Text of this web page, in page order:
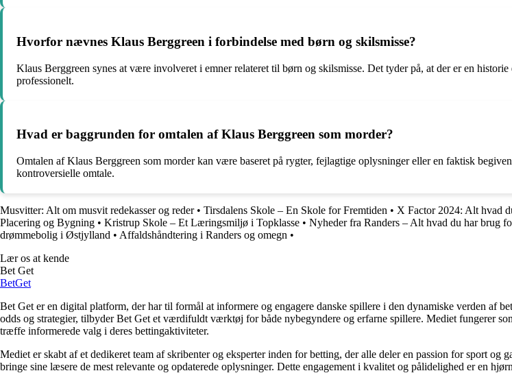
Hvorfor nævnes Klaus Berggreen i forbindelse med børn og skilsmisse?
Klaus Berggreen synes at være involveret i emner relateret til børn og skilsmisse. Det tyder på, at der er en
professionelt.
Hvad er baggrunden for omtalen af Klaus Berggreen som morder?
Omtalen af Klaus Berggreen som morder kan være baseret på rygter, fejlagtige oplysninger eller en faktisk
kontroversielle omtale.
Musvitter: Alt om musvit redekasser og reder• Tirsdalens Skole – En Skole for Fremtiden • X Factor 2024: Alt hvad
Placering og Bygning • Kristrup Skole – Et Læringsmiljø i Topklasse • Nyheder fra Randers – Alt hvad du har brug
drømmebolig i Østjylland • Affaldshåndtering i Randers og omegn •
Lær os at kende
Bet Get
BetGet
Bet Get er en digital platform, der har til formål at informere og engagere danske spillere i den dynamiske verden af
odds og strategier, tilbyder Bet Get et værdifuldt værktøj for både nybegyndere og erfarne spillere. Mediet fungerer
træffe informerede valg i deres bettingaktiviteter.
Mediet er skabt af et dedikeret team af skribenter og eksperter inden for betting, der alle deler en passion for sport
bringe sine læsere de mest relevante og opdaterede oplysninger. Dette engagement i kvalitet og pålidelighed er en